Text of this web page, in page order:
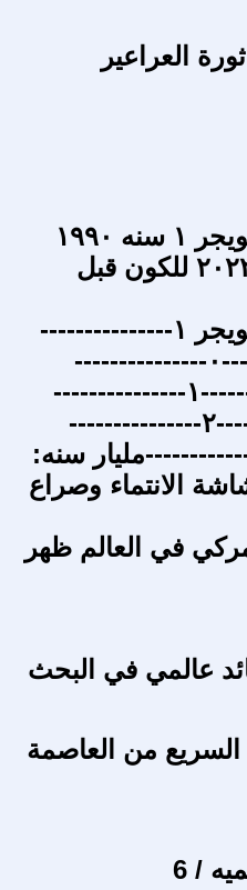
العراعير
موقع الانسان وتأملاته بين صورتين لمركبه فويجر ١ سنه ١٩٩٠
وصورة تلسكوب جيمس ويب يوم ١١ تموز ٢٠٢٢ للكون قبل
موقع الانسان وتأملاته بين صورتين لمركبه فويجر ١---------------
سنه ١---------------٩---------------٩---------------٠---------------
وصورة تلسكوب جيمس ويب يوم ١---------------١---------------
تموز ٢---------------٠---------------٢---------------٢---------------
الانتماء وصراع
في العالم ظهر
عالمي في البحث
السريع من العاصمة
/ 6